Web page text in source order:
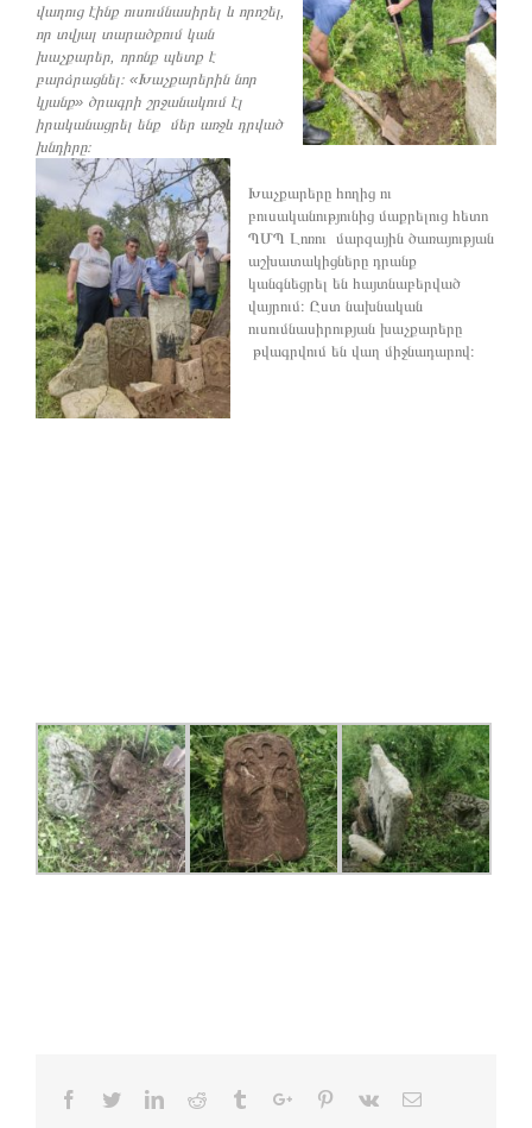
վաղուց էինք ուսումնասիրել և որոշել,
որ տվյալ տարածքում կան
խաչքարեր, որոնք պետք է
բարձրացնել։ «Խաչքարերին նոր
կյանք» ծրագրի շրջանակում էլ
իրականացրել ենք մեր առջև դրված
խնդիրը։
Խաչքարերը հողից ու
բուսականությունից մաքրելուց հետո
ՊՄՊ Լոռու մարզային ծառայության
աշխատակիցները դրանք
կանգնեցրել են հայտնաբերված
վայրում։ Ըստ նախնական
ուսումնասիրության խաչքարերը
թվագրվում են վաղ միջնադարով։
Facebook
TwitterLinkedinReddit TumblrGoogle+Pinterest
Vk Email